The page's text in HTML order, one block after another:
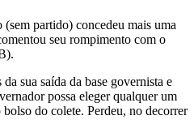
partido) concedeu mais uma
seu rompimento com o
sua saída da base governista e
possa eleger qualquer um
do colete. Perdeu, no decorrer